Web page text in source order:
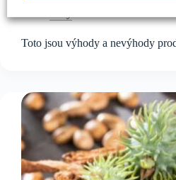
Toto jsou výhody a nevýhody